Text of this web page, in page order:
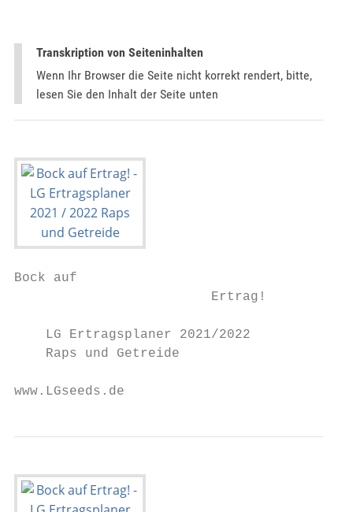
Transkription von Seiteninhalten
Wenn Ihr Browser die Seite nicht korrekt rendert, bitte,
lesen Sie den Inhalt der Seite unten
Bock auf
                         Ertrag!
    LG Ertragsplaner 2021/2022
    Raps und Getreide
www.LGseeds.de